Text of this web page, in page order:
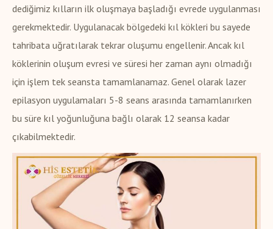
dediğimiz kılların ilk oluşmaya başladığı evrede uygulanması
gerekmektedir. Uygulanacak bölgedeki kıl kökleri bu sayede
tahribata uğratılarak tekrar oluşumu engellenir. Ancak kıl
köklerinin oluşum evresi ve süresi her zaman aynı olmadığı
için işlem tek seansta tamamlanamaz. Genel olarak lazer
epilasyon uygulamaları 5-8 seans arasında tamamlanırken
bu süre kıl yoğunluğuna bağlı olarak 12 seansa kadar
çıkabilmektedir.